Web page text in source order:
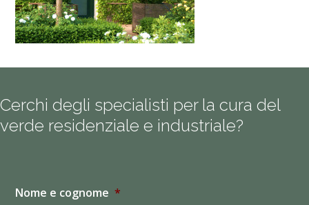
Cerchi degli specialisti per la cura del
verde residenziale e industriale?
Nome e cognome *